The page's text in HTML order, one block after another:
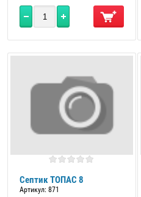
Септик ТОПАС 8
Артикул: 871